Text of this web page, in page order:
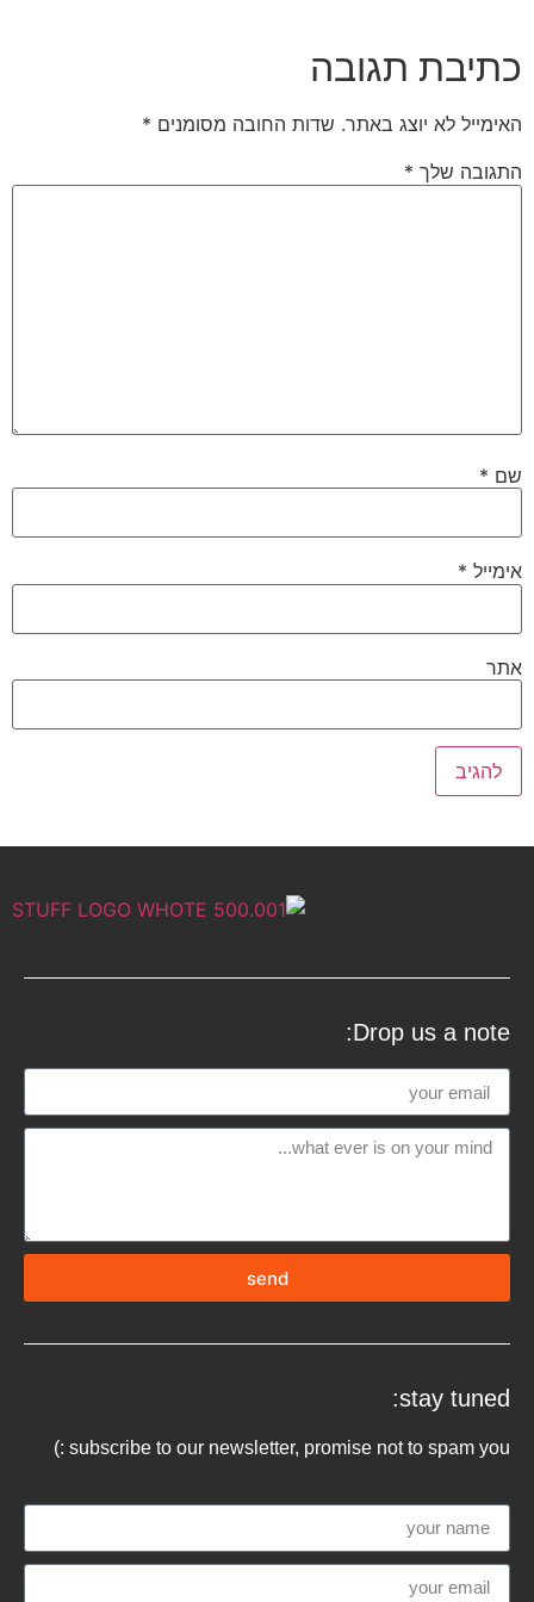
כתיבת תגובה
האימייל לא יוצג באתר. שדות החובה מסומנים *
התגובה שלך *
שם *
אימייל *
אתר
Drop us a note:
send
stay tuned:
subscribe to our newsletter, promise not to spam you :)